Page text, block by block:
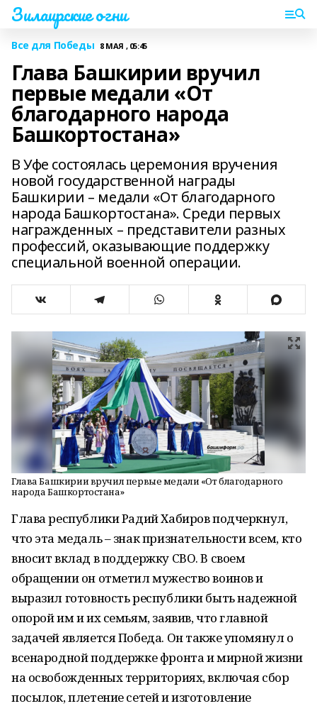
Зилаирские огни
Все для Победы 8 МАЯ , 05:45
Глава Башкирии вручил
первые медали «От
благодарного народа
Башкортостана»
В Уфе состоялась церемония вручения
новой государственной награды
Башкирии – медали «От благодарного
народа Башкортостана». Среди первых
награжденных – представители разных
профессий, оказывающие поддержку
специальной военной операции.
Глава Башкирии вручил первые медали «От благодарного
народа Башкортостана»
Глава республики Радий Хабиров подчеркнул,
что эта медаль – знак признательности всем, кто
вносит вклад в поддержку СВО. В своем
обращении он отметил мужество воинов и
выразил готовность республики быть надежной
опорой им и их семьям, заявив, что главной
задачей является Победа. Он также упомянул о
всенародной поддержке фронта и мирной жизни
на освобожденных территориях, включая сбор
посылок, плетение сетей и изготовление